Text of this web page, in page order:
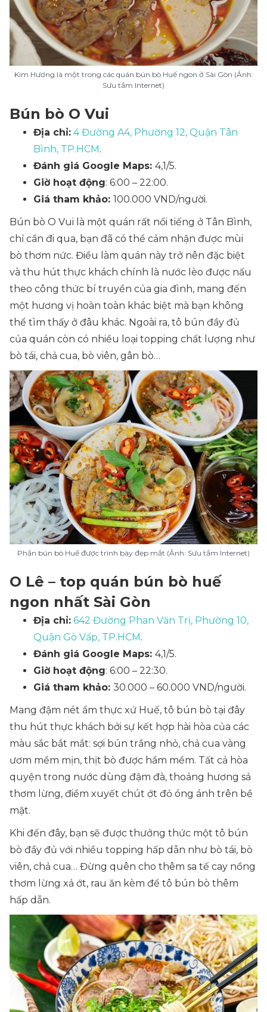
Kim Hương là một trong các quán bún bò Huế ngon ở Sài Gòn (Ảnh:
Sưu tầm Internet)
Bún bò O Vui
Địa chỉ: 4 Đường A4, Phường 12, Quận Tân
Bình, TP.HCM.
Đánh giá Google Maps: 4,1/5.
Giờ hoạt động: 6:00 – 22:00.
Giá tham khảo: 100.000 VND/người.
Bún bò O Vui là một quán rất nổi tiếng ở Tân Bình,
chỉ cần đi qua, bạn đã có thể cảm nhận được mùi
bò thơm nức. Điều làm quán này trở nên đặc biệt
và thu hút thực khách chính là nước lèo được nấu
theo công thức bí truyền của gia đình, mang đến
một hương vị hoàn toàn khác biệt mà bạn không
thể tìm thấy ở đâu khác. Ngoài ra, tô bún đầy đủ
của quán còn có nhiều loại topping chất lượng như
bò tái, chả cua, bò viên, gân bò…
Phần bún bò Huế được trình bày đẹp mắt (Ảnh: Sưu tầm Internet)
O Lê – top quán bún bò huế
ngon nhất Sài Gòn
Địa chỉ: 642 Đường Phan Văn Trị, Phường 10,
Quận Gò Vấp, TP.HCM.
Đánh giá Google Maps: 4,1/5.
Giờ hoạt động: 6:00 – 22:30.
Giá tham khảo: 30.000 – 60.000 VND/người.
Mang đậm nét ẩm thực xứ Huế, tô bún bò tại đây
thu hút thực khách bởi sự kết hợp hài hòa của các
màu sắc bắt mắt: sợi bún trắng nhỏ, chả cua vàng
ươm mềm mịn, thịt bò được hầm mềm. Tất cả hòa
quyện trong nước dùng đậm đà, thoảng hương sả
thơm lừng, điểm xuyết chút ớt đỏ óng ánh trên bề
mặt.
Khi đến đây, bạn sẽ được thưởng thức một tô bún
bò đầy đủ với nhiều topping hấp dẫn như bò tái, bò
viên, chả cua… Đừng quên cho thêm sa tế cay nồng
thơm lừng xả ớt, rau ăn kèm để tô bún bò thêm
hấp dẫn.